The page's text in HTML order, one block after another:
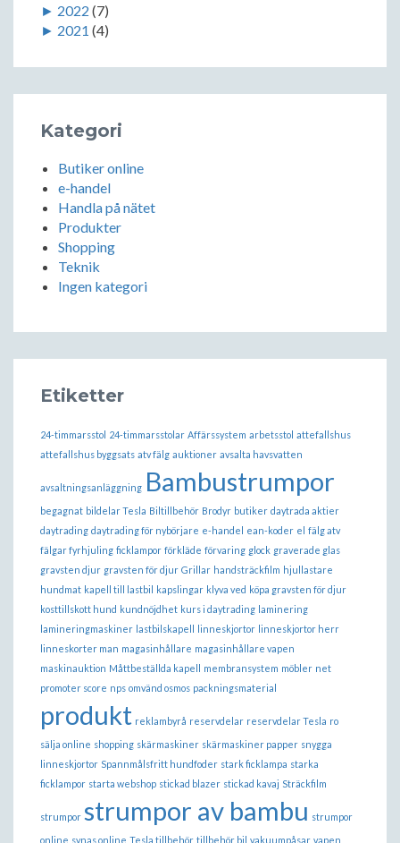
► 2022 (7)
► 2021 (4)
Kategori
Butiker online
e-handel
Handla på nätet
Produkter
Shopping
Teknik
Ingen kategori
Etiketter
24-timmarsstol 24-timmarsstolar Affärssystem arbetsstol attefallshus
attefallshus byggsats atv fälg auktioner avsalta havsvatten
avsaltningsanläggning Bambustrumpor
begagnat bildelar Tesla Biltillbehör Brodyr butiker daytrada aktier
daytrading daytrading för nybörjare e-handel ean-koder el fälg atv
fälgar fyrhjuling ficklampor förkläde förvaring glock graverade glas
gravsten djur gravsten för djur Grillar handsträckfilm hjullastare
hundmat kapell till lastbil kapslingar klyva ved köpa gravsten för djur
kosttillskott hund kundnöjdhet kurs i daytrading laminering
lamineringmaskiner lastbilskapell linneskjortor linneskjortor herr
linneskorter man magasinhållare magasinhållare vapen
maskinauktion Måttbeställda kapell membransystem möbler net
promoter score nps omvänd osmos packningsmaterial
produkt reklambyrå reservdelar reservdelar Tesla ro
sälja online shopping skärmaskiner skärmaskiner papper snygga
linneskjortor Spannmålsfritt hundfoder stark ficklampa starka
ficklampor starta webshop stickad blazer stickad kavaj Sträckfilm
strumpor strumpor av bambu strumpor
online synas online Tesla tillbehör tillbehör bil vakuumpåsar vapen